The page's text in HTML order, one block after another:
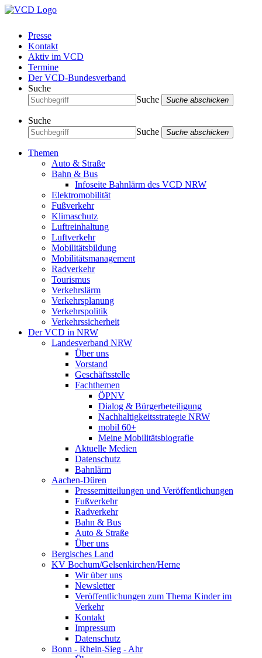
Presse
Kontakt
Aktiv im VCD
Termine
Der VCD-Bundesverband
Suche
Suche
Suche abschicken
Suche
Suche
Suche abschicken
Themen
Auto & Straße
Bahn & Bus
Infoseite Bahnlärm des VCD NRW
Elektromobilität
Fußverkehr
Klimaschutz
Luftreinhaltung
Luftverkehr
Mobilitätsbildung
Mobilitätsmanagement
Radverkehr
Tourismus
Verkehrslärm
Verkehrsplanung
Verkehrspolitik
Verkehrssicherheit
Der VCD in NRW
Landesverband NRW
Über uns
Vorstand
Geschäftsstelle
Fachthemen
ÖPNV
Dialog & Bürgerbeteiligung
Nachhaltigkeitsstrategie NRW
mobil 60+
Meine Mobilitätsbiografie
Aktuelle Medien
Datenschutz
Bahnlärm
Aachen-Düren
Pressemitteilungen und Veröffentlichungen
Fußverkehr
Radverkehr
Bahn & Bus
Auto & Straße
Über uns
Bergisches Land
KV Bochum/Gelsenkirchen/Herne
Wir über uns
Newsletter
Veröffentlichungen zum Thema Kinder im
Verkehr
Kontakt
Impressum
Datenschutz
Bonn - Rhein-Sieg - Ahr